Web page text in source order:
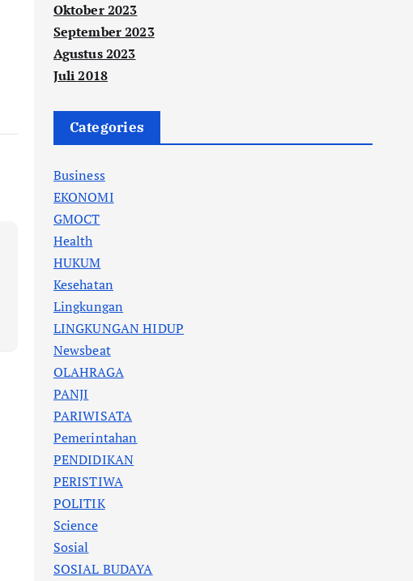
Oktober 2023
September 2023
Agustus 2023
Juli 2018
Categories
Business
EKONOMI
GMOCT
Health
HUKUM
Kesehatan
Lingkungan
LINGKUNGAN HIDUP
Newsbeat
OLAHRAGA
PANJI
PARIWISATA
Pemerintahan
PENDIDIKAN
PERISTIWA
POLITIK
Science
Sosial
SOSIAL BUDAYA